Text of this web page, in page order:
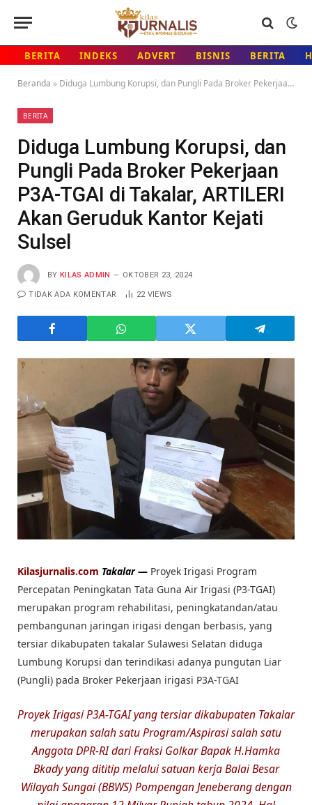
BERITA INDEKS ADVERT BISNIS BERITA
Beranda » Diduga Lumbung Korupsi, dan Pungli Pada Broker Pekerjaan P3A-TGAI di Takalar, ARTILERI Akan Geruduk Kantor Kejati Sulsel
BERITA
Diduga Lumbung Korupsi, dan
Pungli Pada Broker Pekerjaan
P3A-TGAI di Takalar, ARTILERI
Akan Geruduk Kantor Kejati
Sulsel
BY KILAS ADMIN OKTOBER 23, 2024
TIDAK ADA KOMENTAR 22 VIEWS
Kilasjurnalis.com Takalar— Proyek Irigasi Program
Percepatan Peningkatan Tata Guna Air Irigasi (P3-TGAI)
merupakan program rehabilitasi, peningkatandan/atau
pembangunan jaringan irigasi dengan berbasis, yang
tersiar dikabupaten takalar Sulawesi Selatan diduga
Lumbung Korupsi dan terindikasi adanya pungutan Liar
(Pungli) pada Broker Pekerjaan irigasi P3A-TGAI
Proyek Irigasi P3A-TGAI yang tersiar dikabupaten Takalar
merupakan salah satu Program/Aspirasi salah satu
Anggota DPR-RI dari Fraksi Golkar Bapak H.Hamka
Bkady yang dititip melalui satuan kerja Balai Besar
Wilayah Sungai (BBWS) Pompengan Jeneberang dengan